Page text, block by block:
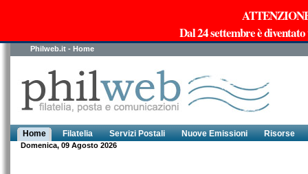
Dal 24 settembre è
Philweb.it - Home
Home Filatelia Servizi Postali Nuove Emissioni Risorse
Domenica, 09 Agosto 2026